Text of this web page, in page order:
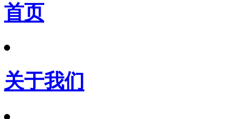
首页
关于我们